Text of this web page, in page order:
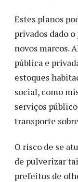
Estes planos
privados dado
novos marcos.
pública e
estoques
social, como
serviços
transporte
O risco de se
de pulverizar
prefeitos de